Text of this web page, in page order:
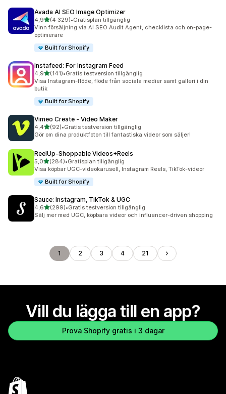
Avada AI SEO Image Optimizer
4,9av 5 stjärnor
(4 329)
4329 recensioner totalt
•Gratisplan tillgänglig
Vinn försäljning via AI SEO Audit Agent, checklista och on-page-
optimerare
Built for Shopify
Instafeed: For Instagram Feed
4,9av 5 stjärnor
(141)
141 recensioner totalt
•Gratis testversion tillgänglig
Visa Instagram-flöde, flöde från sociala medier samt galleri i din
butik
Built for Shopify
Vimeo Create ‑ Video Maker
4,4av 5 stjärnor
(92)
92 recensioner totalt
•Gratis testversion tillgänglig
Gör om dina produktfoton till fantastiska videor som säljer!
ReelUp‑Shoppable Videos+Reels
5,0av 5 stjärnor
(284)
284 recensioner totalt
•Gratisplan tillgänglig
Visa köpbar UGC-videokarusell, Instagram Reels, TikTok-videor
Built for Shopify
Sauce: Instagram, TikTok & UGC
4,6av 5 stjärnor
(299)
299 recensioner totalt
•Gratis testversion tillgänglig
Sälj mer med UGC, köpbara videor och influencer-driven shopping
1 2 3 4 21
Vill du lägga till en app?
Prova Shopify gratis i 3 dagar